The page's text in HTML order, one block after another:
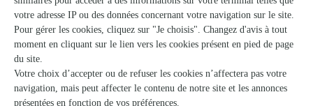
★ ★ ★ ★ ★
Rapide efficace
Rapide efficace
20/01/2026